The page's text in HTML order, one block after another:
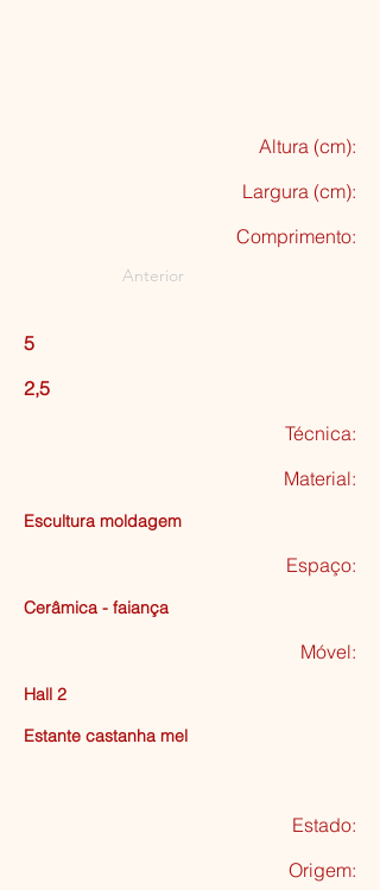
Altura (cm):
Largura (cm):
Comprimento:
Anterior
5
2,5
Técnica:
Material:
Escultura moldagem
Espaço:
Cerâmica - faiança
Móvel:
Hall 2
Estante castanha mel
Estado:
Origem: